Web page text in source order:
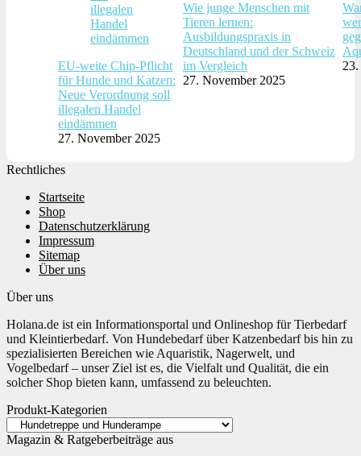
EU-weite Chip-Pflicht
für Hunde und Katzen:
Neue Verordnung soll
illegalen Handel
eindämmen
27. November 2025
Wie junge Menschen mit
Tieren lernen:
Ausbildungspraxis in
Deutschland und der Schweiz
im Vergleich
27. November 2025
Rechtliches
Startseite
Shop
Datenschutzerklärung
Impressum
Sitemap
Über uns
Über uns
Holana.de ist ein Informationsportal und Onlineshop für Tierbedarf
und Kleintierbedarf. Von Hundebedarf über Katzenbedarf bis hin zu
spezialisierten Bereichen wie Aquaristik, Nagerwelt, und
Vogelbedarf – unser Ziel ist es, die Vielfalt und Qualität, die ein
solcher Shop bieten kann, umfassend zu beleuchten.
Produkt-Kategorien
Magazin & Ratgeberbeiträge aus